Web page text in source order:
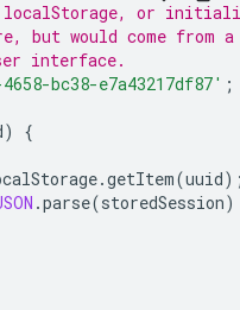
or
but would come from a
interface.
bc38-e7a43217df87' ;
)
{
.getItem(uuid
.parse(storedSession)